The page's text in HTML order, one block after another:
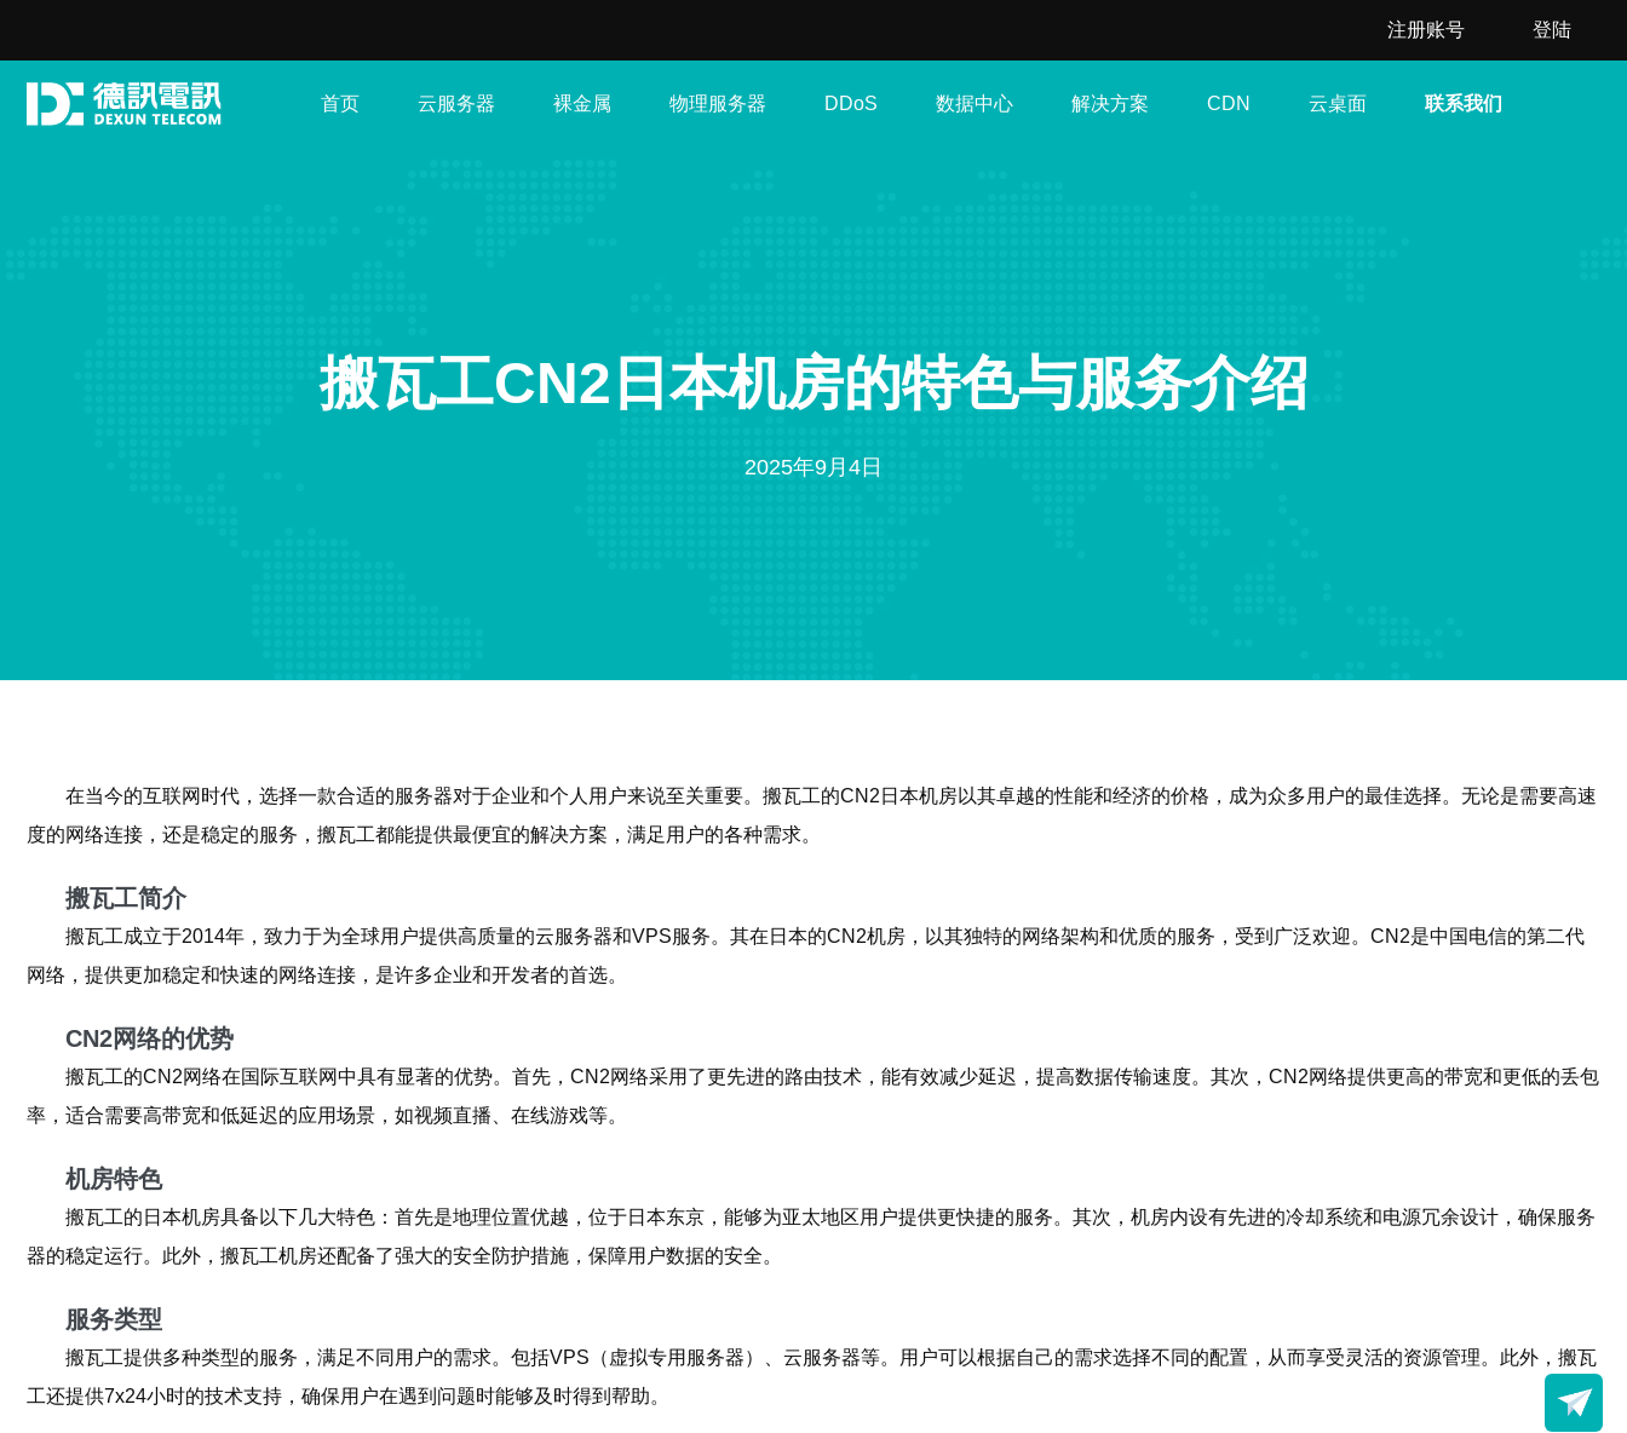
注册账号 登陆
首页 云服务器 裸金属 物理服务器 DDoS 数据中心 解决方案 CDN 云桌面 联系我们
搬瓦工CN2日本机房的特色与服务介绍
2025年9月4日
在当今的互联网时代，选择一款合适的服务器对于企业和个人用户来说至关重要。搬瓦工的CN2日本机房以其卓越的性能和经济的价格，成为众多用户的最佳选择。无论是需要高速
度的网络连接，还是稳定的服务，搬瓦工都能提供最便宜的解决方案，满足用户的各种需求。
搬瓦工简介
搬瓦工成立于2014年，致力于为全球用户提供高质量的云服务器和VPS服务。其在日本的CN2机房，以其独特的网络架构和优质的服务，受到广泛欢迎。CN2是中国电信的第二代
网络，提供更加稳定和快速的网络连接，是许多企业和开发者的首选。
CN2网络的优势
搬瓦工的CN2网络在国际互联网中具有显著的优势。首先，CN2网络采用了更先进的路由技术，能有效减少延迟，提高数据传输速度。其次，CN2网络提供更高的带宽和更低的丢包
率，适合需要高带宽和低延迟的应用场景，如视频直播、在线游戏等。
机房特色
搬瓦工的日本机房具备以下几大特色：首先是地理位置优越，位于日本东京，能够为亚太地区用户提供更快捷的服务。其次，机房内设有先进的冷却系统和电源冗余设计，确保服务
器的稳定运行。此外，搬瓦工机房还配备了强大的安全防护措施，保障用户数据的安全。
服务类型
搬瓦工提供多种类型的服务，满足不同用户的需求。包括VPS（虚拟专用服务器）、云服务器等。用户可以根据自己的需求选择不同的配置，从而享受灵活的资源管理。此外，搬瓦
工还提供7x24小时的技术支持，确保用户在遇到问题时能够及时得到帮助。